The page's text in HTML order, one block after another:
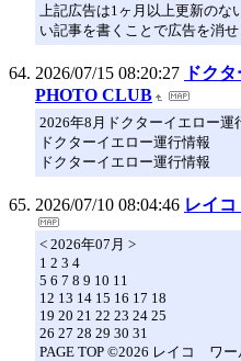
上記広告は1ヶ月以上更新の
い記事を書くことで広告を消せ
2026/07/15 08:20:27
ドク
PHOTO CLUB
2026年8月ドクターイエロー運
ドクターイエロー運行情報
ドクターイエロー運行情報
2026/07/10 08:04:46 レイ
< 2026年07月 >
1 2 3 4
5 6 7 8 9 10 11
12 13 14 15 16 17 18
19 20 21 22 23 24 25
26 27 28 29 30 31
PAGE TOP ©2026 レイコ ワー